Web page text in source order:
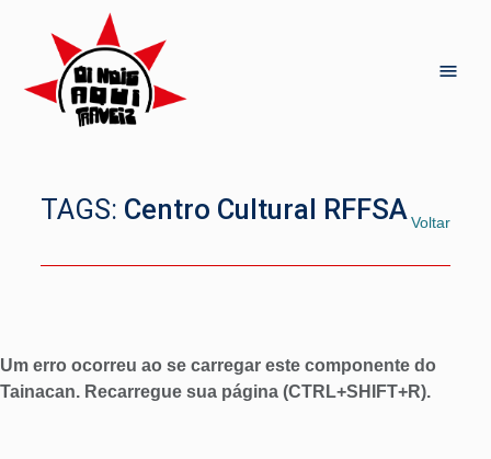
TAGS: Centro Cultural RFFSA Voltar
Um erro ocorreu ao se carregar este componente do
Tainacan. Recarregue sua página (CTRL+SHIFT+R).